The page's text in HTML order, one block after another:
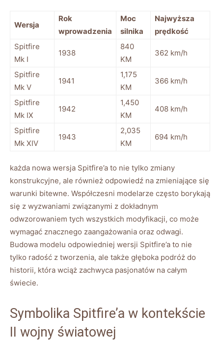
Wersja
Rok
wprowadzenia
Moc
silnika
Najwyższa
prędkość
Spitfire
Mk I
1938
840
KM
362 km/h
Spitfire
Mk V
1941
1,175
KM
366 km/h
Spitfire
Mk IX
1942
1,450
KM
408 km/h
Spitfire
Mk XIV
1943
2,035
KM
694 km/h
każda nowa wersja Spitfire’a to nie tylko zmiany
konstrukcyjne, ale również odpowiedź na zmieniające się
warunki bitewne. Współczesni modelarze często borykają
się z wyzwaniami związanymi z dokładnym
odwzorowaniem tych wszystkich modyfikacji, co może
wymagać znacznego zaangażowania oraz odwagi.
Budowa modelu odpowiedniej wersji Spitfire’a to nie
tylko radość z tworzenia, ale także głęboka podróż do
historii, która wciąż zachwyca pasjonatów na całym
świecie.
Symbolika Spitfire’a w kontekście
II wojny światowej